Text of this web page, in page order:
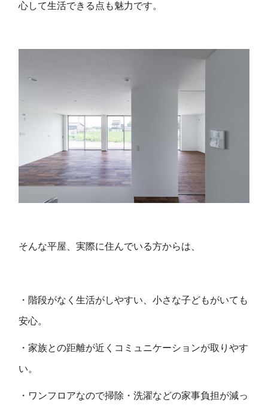
心して生活できる点も魅力です。
そんな平屋、実際に住んでいる方からは、
・階段がなく生活がしやすい、小さな子どもがいても
安心。
・家族との距離が近くコミュニケーションが取りやす
い。
・ワンフロアなので掃除・洗濯などの家事負担が減っ